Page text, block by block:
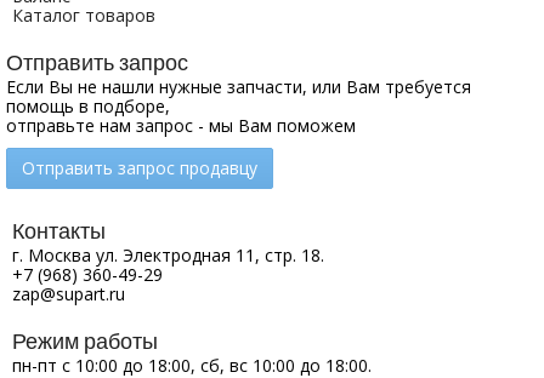
Каталог товаров
Отправить запрос
Если Вы не нашли нужные запчасти, или Вам требуется
помощь в подборе,
отправьте нам запрос - мы Вам поможем
Отправить запрос продавцу
Контакты
г. Москва ул. Электродная 11, стр. 18.
+7 (968) 360-49-29
zap@supart.ru
Режим работы
пн-пт с 10:00 до 18:00, сб, вс 10:00 до 18:00.